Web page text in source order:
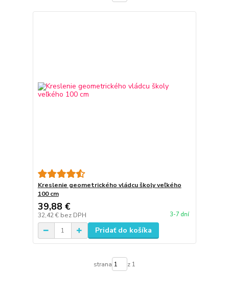
Kreslenie geometrického vládcu školy veľkého
100 cm
39,88 €
32,42 € bez DPH 3-7 dní
Pridať do košíka
strana z 1